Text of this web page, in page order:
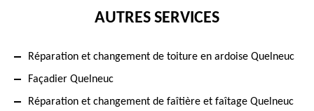
AUTRES SERVICES
Réparation et changement de toiture en ardoise Quelneuc
Façadier Quelneuc
Réparation et changement de faîtière et faîtage Quelneuc